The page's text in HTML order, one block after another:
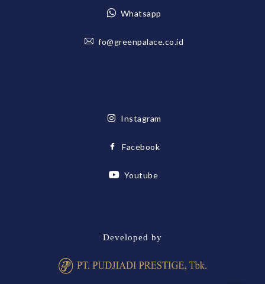
Whatsapp
fo@greenpalace.co.id
Instagram
Facebook
Youtube
Developed by